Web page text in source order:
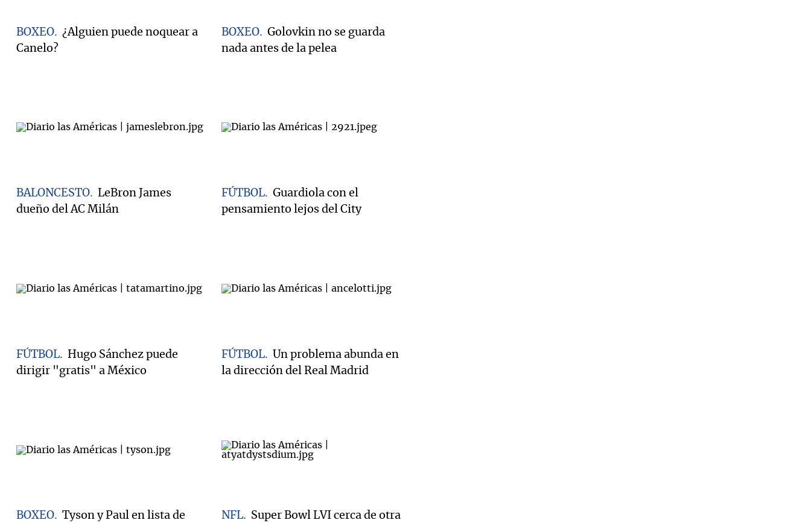
BOXEO
¿Alguien puede noquear a
Canelo?
BOXEO
Golovkin no se guarda
nada antes de la pelea
BALONCESTO
LeBron James
dueño del AC Milán
FÚTBOL
Guardiola con el
pensamiento lejos del City
FÚTBOL
Hugo Sánchez puede
dirigir "gratis" a México
FÚTBOL
Un problema abunda en
la dirección del Real Madrid
BOXEO
Tyson y Paul en lista de
NFL
Super Bowl LVI cerca de otra